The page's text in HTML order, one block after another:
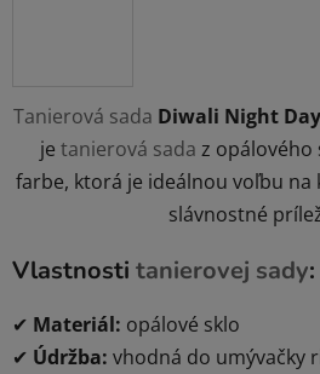
Tanierová sada Diwali Night Day
je tanierová sada z opálového
farbe, ktorá je ideálnou voľbu
slávnostné
Vlastnosti tanierovej sady:
✔ Materiál: opálové sklo
✔ Údržba: vhodná do umývačky